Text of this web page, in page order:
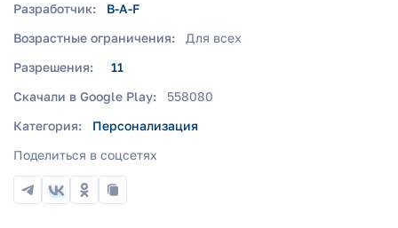
Разработчик:
B-A-F
Возрастные ограничения:
Для всех
Разрешения:
11
Скачали в Google Play:
558080
Категория:
Персонализация
Поделиться в соцсетях